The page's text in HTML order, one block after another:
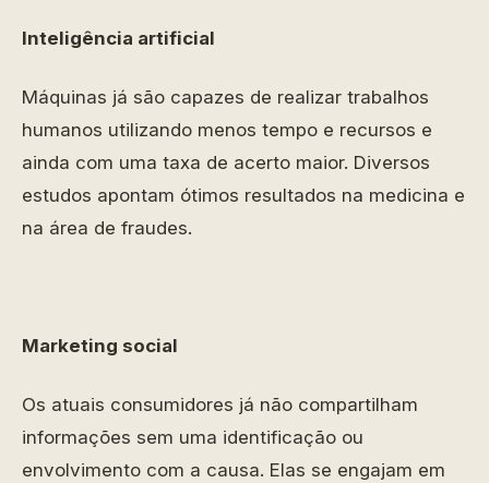
Inteligência artificial
Máquinas já são capazes de realizar trabalhos
humanos utilizando menos tempo e recursos e
ainda com uma taxa de acerto maior. Diversos
estudos apontam ótimos resultados na medicina e
na área de fraudes.
Marketing social
Os atuais consumidores já não compartilham
informações sem uma identificação ou
envolvimento com a causa. Elas se engajam em